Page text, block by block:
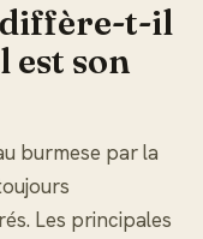
diffère-t-il
est son
burmese par la
Les principales